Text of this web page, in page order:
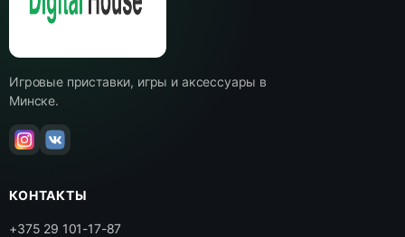
Игровые приставки, игры и аксессуары в
Минске.
КОНТАКТЫ
+375 29 101-17-87